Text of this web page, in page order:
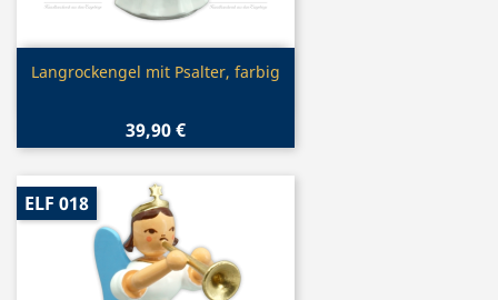
Vorschau
Langrockengel mit Psalter, farbig
39,90 €
ELF 018